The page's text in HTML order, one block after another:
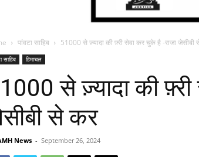
पांवटा साहिब 51000 से ज़्यादा की फ़्री सेवा कर चुके है -राजा जेसीबी
साहिब हिमाचल
से ज़्यादा की
से कर
News - September 26, 2024